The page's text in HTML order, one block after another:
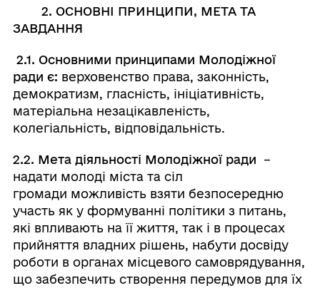
2. ОСНОВНІ ПРИНЦИПИ, МЕТА ТА
ЗАВДАННЯ
2.1. Основними принципами Молодіжної
ради є: верховенство права, законність,
демократизм, гласність, ініціативність,
матеріальна незацікавленість,
колегіальність, відповідальність.
2.2. Мета діяльності Молодіжної ради –
надати молоді міста та сіл
громади можливість взяти безпосередню
участь як у формуванні політики з питань,
які впливають на її життя, так і в процесах
прийняття владних рішень, набути досвіду
роботи в органах місцевого самоврядування,
що забезпечить створення передумов для їх